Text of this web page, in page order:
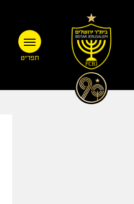
תפריט